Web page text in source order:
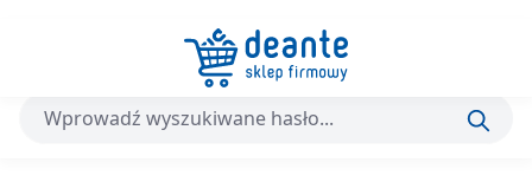
Przejdź do głównej zawartości